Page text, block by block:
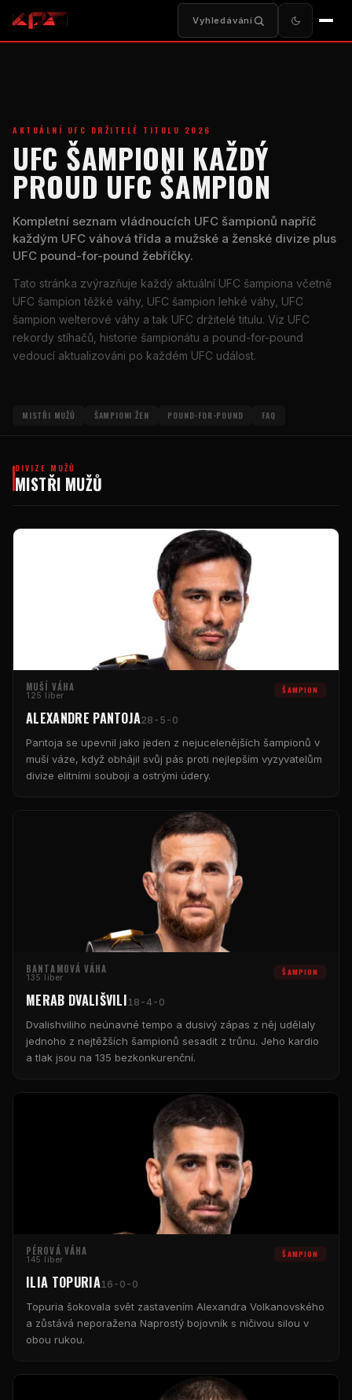
Vyhledávání
AKTUÁLNÍ UFC DRŽITELÉ TITULU 2026
UFC ŠAMPIONI KAŽDÝ
PROUD UFC ŠAMPION
Kompletní seznam vládnoucích UFC šampionů napříč
každým UFC váhová třída a mužské a ženské divize plus
UFC pound-for-pound žebříčky.
Tato stránka zvýrazňuje každý aktuální UFC šampiona včetně
UFC šampion těžké váhy, UFC šampion lehké váhy, UFC
šampion welterové váhy a tak UFC držitelé titulu. Viz UFC
rekordy stíhačů, historie šampionátu a pound-for-pound
vedoucí aktualizováni po každém UFC událost.
MISTŘI MUŽŮ ŠAMPIONI ŽEN POUND-FOR-POUND FAQ
DIVIZE MUŽŮ
MISTŘI MUŽŮ
MUŠÍ VÁHA
125 liber ŠAMPION
ALEXANDRE PANTOJA28-5-0
Pantoja se upevnil jako jeden z nejucelenějších šampionů v
muší váze, když obhájil svůj pás proti nejlepším vyzyvatelům
divize elitními souboji a ostrými údery.
BANTAMOVÁ VÁHA
135 liber ŠAMPION
MERAB DVALIŠVILI18-4-0
Dvalishviliho neúnavné tempo a dusivý zápas z něj udělaly
jednoho z nejtěžších šampionů sesadit z trůnu. Jeho kardio
a tlak jsou na 135 bezkonkurenční.
PÉROVÁ VÁHA
145 liber ŠAMPION
ILIA TOPURIA16-0-0
Topuria šokovala svět zastavením Alexandra Volkanovského
a zůstává neporažena Naprostý bojovník s ničivou silou v
obou rukou.